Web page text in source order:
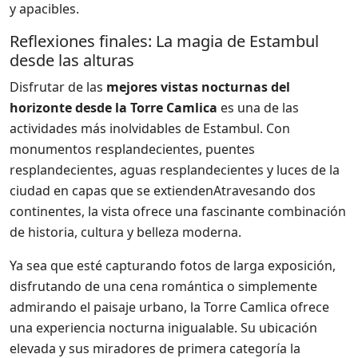
y apacibles.
Reflexiones finales: La magia de Estambul
desde las alturas
Disfrutar de las mejores vistas nocturnas del
horizonte desde la Torre Camlica es una de las
actividades más inolvidables de Estambul. Con
monumentos resplandecientes, puentes
resplandecientes, aguas resplandecientes y luces de la
ciudad en capas que se extiendenAtravesando dos
continentes, la vista ofrece una fascinante combinación
de historia, cultura y belleza moderna.
Ya sea que esté capturando fotos de larga exposición,
disfrutando de una cena romántica o simplemente
admirando el paisaje urbano, la Torre Camlica ofrece
una experiencia nocturna inigualable. Su ubicación
elevada y sus miradores de primera categoría la